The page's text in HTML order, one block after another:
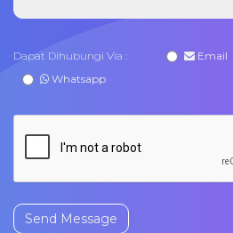
Dapat Dihubungi Via : Email
Whatsapp
Send Message